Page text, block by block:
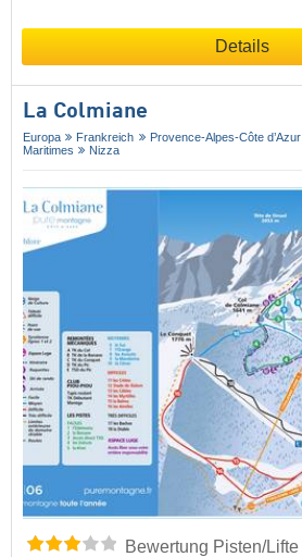
Details
La Colmiane
Europa Frankreich Provence-Alpes-Côte d’Azur
Maritimes
Nizza
Bewertung Pisten/Lifte